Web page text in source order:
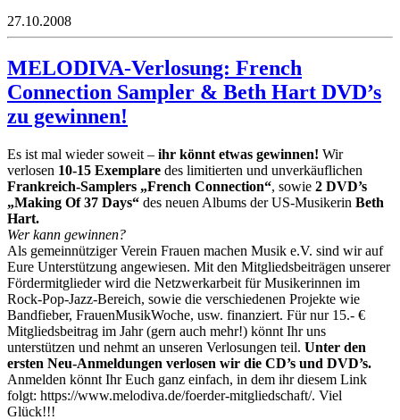
27.10.2008
MELODIVA-Verlosung: French
Connection Sampler & Beth Hart DVD’s
zu gewinnen!
Es ist mal wieder soweit – ihr könnt etwas gewinnen! Wir
verlosen 10-15 Exemplare des limitierten und unverkäuflichen
Frankreich-Samplers „French Connection“, sowie 2 DVD’s
„Making Of 37 Days“ des neuen Albums der US-Musikerin Beth
Hart.
Wer kann gewinnen?
Als gemeinnütziger Verein Frauen machen Musik e.V. sind wir auf
Eure Unterstützung angewiesen. Mit den Mitgliedsbeiträgen unserer
Fördermitglieder wird die Netzwerkarbeit für Musikerinnen im
Rock-Pop-Jazz-Bereich, sowie die verschiedenen Projekte wie
Bandfieber, FrauenMusikWoche, usw. finanziert. Für nur 15.- €
Mitgliedsbeitrag im Jahr (gern auch mehr!) könnt Ihr uns
unterstützen und nehmt an unseren Verlosungen teil. Unter den
ersten Neu-Anmeldungen verlosen wir die CD’s und DVD’s.
Anmelden könnt Ihr Euch ganz einfach, in dem ihr diesem Link
folgt: https://www.melodiva.de/foerder-mitgliedschaft/. Viel
Glück!!!